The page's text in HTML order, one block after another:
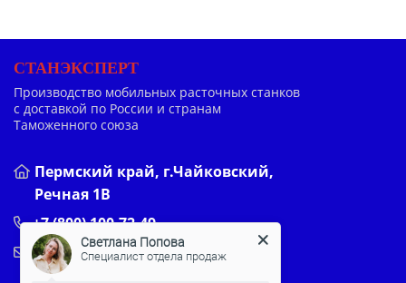
СТАНЭКСПЕРТ
Производство мобильных расточных станков
с доставкой по России и странам
Таможенного союза
Пермский край, г.Чайковский,
Речная 1В
+7 (800) 100-72-49
stanki@stanexpert.com
Светлана Попова
Специалист отдела продаж